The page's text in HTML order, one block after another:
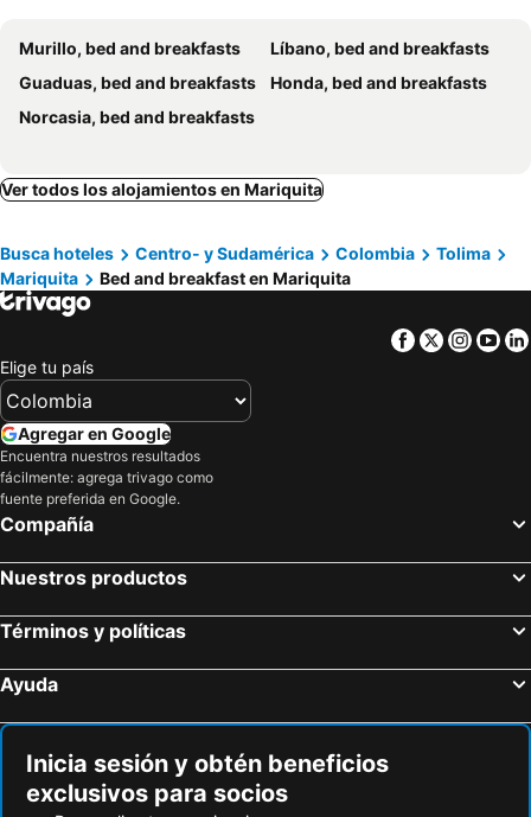
Murillo, bed and breakfasts
Líbano, bed and breakfasts
Guaduas, bed and breakfasts
Honda, bed and breakfasts
Norcasia, bed and breakfasts
Ver todos los alojamientos en Mariquita
Busca hoteles Centro- y Sudamérica Colombia
Tolima
Mariquita
Bed and breakfast en Mariquita
Facebook
Twitter
Elige tu país
Agregar en Google
Encuentra nuestros resultados
fácilmente: agrega trivago como
fuente preferida en Google.
Compañía
Nuestros productos
Términos y políticas
Ayuda
Inicia sesión y obtén beneficios
exclusivos para socios